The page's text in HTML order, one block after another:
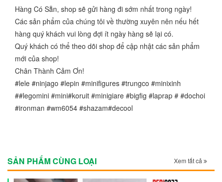
Hàng Có Sẵn, shop sẽ gửi hàng đi sớm nhất trong ngày!
Các sản phẩm của chúng tôi về thường xuyên nên nếu hết
hàng quý khách vui lòng đợi ít ngày hàng sẽ lại có.
Quý khách có thể theo dõi shop để cập nhật các sản phẩm
mới của shop!
Chân Thành Cảm Ơn!
#lele #ninjago #lepin #minifigures #trungco #minixinh
##legomini #mini#koruit #minigiare #bigfig #laprap # #dochoi
#ironman #wm6054 #shazam#decool
SẢN PHẨM CÙNG LOẠI Xem tất cả